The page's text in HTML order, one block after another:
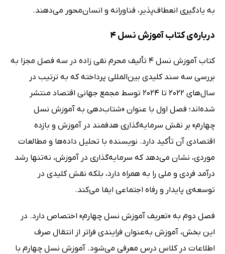
به یادگیری انعطاف‌پذیر، فناورانه و انسان‌محور می‌دهند.
درباره‌ی کتاب آموزش نسل 4
کتاب آموزش نسل 4 تألیف محرم نقی‌ زاده در سه فصل مجزا به
بررسی سه سند کلیدی بین‌المللی پرداخته که به ترتیب در
سال‌های 2022 تا 2024 توسط مجمع جهانی اقتصاد منتشر
شده‌اند؛ فصل اول با عنوان «شتاب‌دهی به آموزش نسل
چهارم» بر نقش سرمایه‌گذاری هدفمند در آموزش و بازده
اقتصادی آن تأکید دارد. نویسنده با تحلیل داده‌ها و مطالعات
موردی، نشان می‌دهد که سرمایه‌گذاری در آموزش، نه‌تنها رشد
درآمد فردی و ملی را به همراه دارد، بلکه نقش کلیدی در
توسعه‌ی پایدار و رفاه اجتماعی ایفا می‌کند.
فصل دوم به «تعریف آموزش نسل چهارم» اختصاص دارد. در
این بخش، آموزش به‌عنوان فرایندی فراتر از انتقال صرف
اطلاعات در کلاس درس معرفی می‌شود. آموزش نسل چهارم با